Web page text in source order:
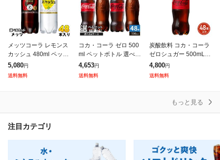
メッツコーラ レモンス
カッシュ 480ml ペット
ボトル 選べる 48本 (24
本×2) キリン 特定保健
5,080円
送料無料
コカ・コーラ ゼロ 500
ml ペットボトル 選べる
48本 (24本×2 まとめ買
い) よりどり 炭酸飲料
4,653円
送料無料
炭酸飲料 コカ・コーラ
ゼロシュガー 500mL×4
8本(24本×2ケース) 260
5jccc
4,800円
送料無料
もっと見る
注目カテゴリ